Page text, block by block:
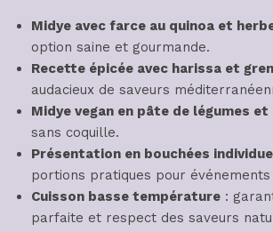
Midye avec farce au quinoa et
option saine et gourmande.
Recette épicée avec harissa et
audacieux de saveurs
Midye vegan en pâte de légumes et
sans coquille.
Présentation en bouchées
portions pratiques pour
Cuisson basse température :
parfaite et respect des saveurs